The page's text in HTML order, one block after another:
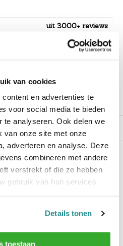
van cookies
en advertenties te
voor social media te bieden
te analyseren. Ook delen we
van onze site met onze
adverteren en analyse. Deze
combineren met andere
verstrekt of die ze hebben
gebruik van hun services.
Details tonen
toestaan
uit 3000+ reviews